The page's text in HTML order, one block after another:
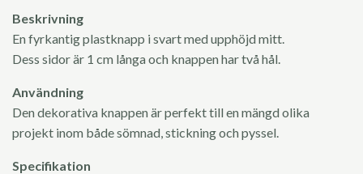
Beskrivning
En fyrkantig plastknapp i svart med upphöjd mitt.
Dess sidor är 1 cm långa och knappen har två hål.
Användning
Den dekorativa knappen är perfekt till en mängd olika
projekt inom både sömnad, stickning och pyssel.
Specifikation